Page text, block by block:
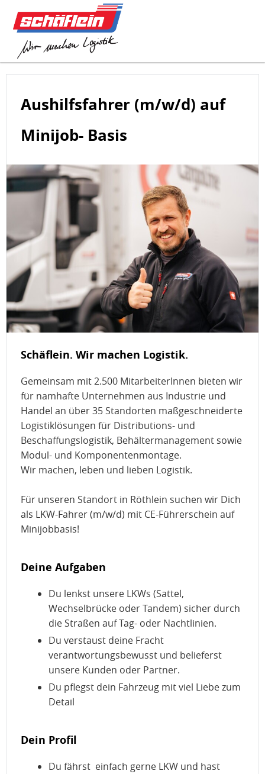
Aushilfsfahrer (m/w/d) auf
Minijob- Basis
Schäflein. Wir machen Logistik.
Gemeinsam mit 2.500 MitarbeiterInnen bieten wir
für namhafte Unternehmen aus Industrie und
Handel an über 35 Standorten maßgeschneiderte
Logistiklösungen für Distributions- und
Beschaffungslogistik, Behältermanagement sowie
Modul- und Komponentenmontage.
Wir machen, leben und lieben Logistik.
Für unseren Standort in Röthlein suchen wir Dich
als LKW-Fahrer (m/w/d) mit CE-Führerschein auf
Minijobbasis!
Deine Aufgaben
Du lenkst unsere LKWs (Sattel,
Wechselbrücke oder Tandem) sicher durch
die Straßen auf Tag- oder Nachtlinien.
Du verstaust deine Fracht
verantwortungsbewusst und belieferst
unsere Kunden oder Partner.
Du pflegst dein Fahrzeug mit viel Liebe zum
Detail
Dein Profil
Du fährst einfach gerne LKW und hast